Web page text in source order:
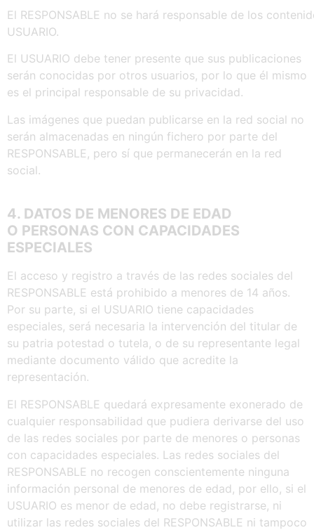
El RESPONSABLE no se hará responsable de los
USUARIO.
El USUARIO debe tener presente que sus publicaciones
serán conocidas por otros usuarios, por lo que él mismo
es el principal responsable de su privacidad.
Las imágenes que puedan publicarse en la red social no
serán almacenadas en ningún fichero por parte del
RESPONSABLE, pero sí que permanecerán en la red
social.
4. DATOS DE MENORES DE EDAD
O PERSONAS CON CAPACIDADES
ESPECIALES
El acceso y registro a través de las redes sociales del
RESPONSABLE está prohibido a menores de 14 años.
Por su parte, si el USUARIO tiene capacidades
especiales, será necesaria la intervención del titular de
su patria potestad o tutela, o de su representante legal
mediante documento válido que acredite la
representación.
El RESPONSABLE quedará expresamente exonerado de
cualquier responsabilidad que pudiera derivarse del uso
de las redes sociales por parte de menores o personas
con capacidades especiales. Las redes sociales del
RESPONSABLE no recogen conscientemente ninguna
información personal de menores de edad, por ello, si el
USUARIO es menor de edad, no debe registrarse, ni
utilizar las redes sociales del RESPONSABLE ni tampoco